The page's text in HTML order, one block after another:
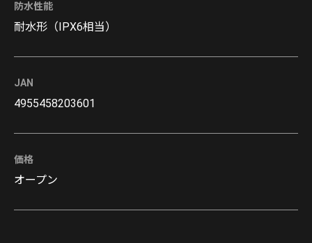
防水性能
耐水形（IPX6相当）
JAN
4955458203601
価格
オープン